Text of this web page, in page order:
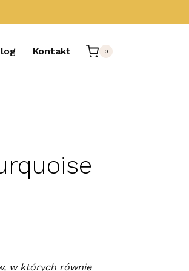
Kontakt 0
w których równie